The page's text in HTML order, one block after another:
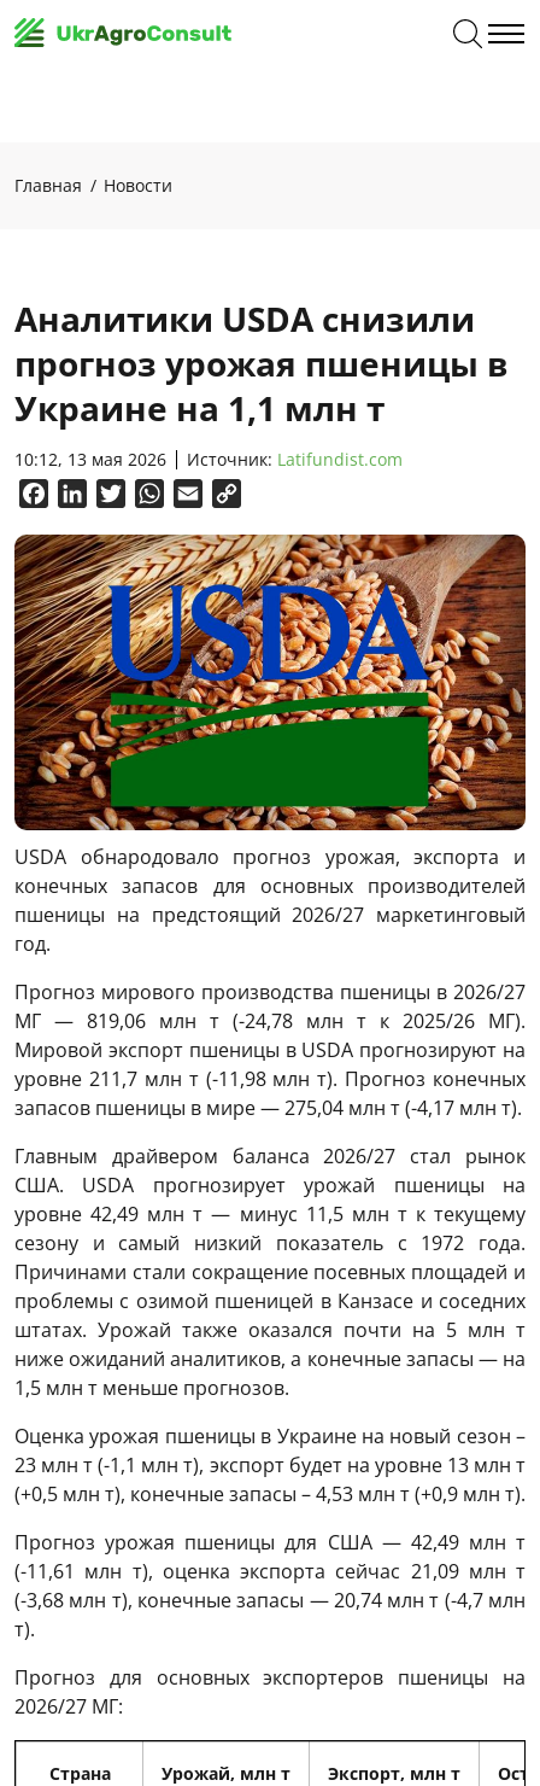
Главная Новости
Аналитики USDA снизили
прогноз урожая пшеницы в
Украине на 1,1 млн т
10:12, 13 мая 2026 Источник: Latifundist.com
FacebookLinkedInTwitterWhatsApp
Email
USDA обнародовало прогноз урожая, экспорта и
конечных запасов для основных производителей
пшеницы на предстоящий 2026/27 маркетинговый
год.
Прогноз мирового производства пшеницы в 2026/27
МГ — 819,06 млн т (-24,78 млн т к 2025/26 МГ).
Мировой экспорт пшеницы в USDA прогнозируют на
уровне 211,7 млн ​​т (-11,98 млн т). Прогноз конечных
запасов пшеницы в мире — 275,04 млн т (-4,17 млн ​​т).
Главным драйвером баланса 2026/27 стал рынок
США. USDA прогнозирует урожай пшеницы на
уровне 42,49 млн т — минус 11,5 млн т к текущему
сезону и самый низкий показатель с 1972 года.
Причинами стали сокращение посевных площадей и
проблемы с озимой пшеницей в Канзасе и соседних
штатах. Урожай также оказался почти на 5 млн т
ниже ожиданий аналитиков, а конечные запасы — на
1,5 млн т меньше прогнозов.
Оценка урожая пшеницы в Украине на новый сезон –
23 млн т (-1,1 млн т), экспорт будет на уровне 13 млн т
(+0,5 млн т), конечные запасы – 4,53 млн т (+0,9 млн т).
Прогноз урожая пшеницы для США — 42,49 млн т
(-11,61 млн т), оценка экспорта сейчас 21,09 млн т
(-3,68 млн т), конечные запасы — 20,74 млн т (-4,7 млн
​​т).
Прогноз для основных экспортеров пшеницы на
2026/27 МГ:
Страна Урожай, млн т Экспорт, млн т